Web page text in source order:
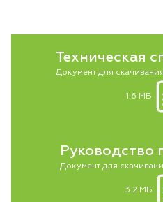
Техническая
Документ для
1.6 МБ
Руководство
Документ для
3.2 МБ